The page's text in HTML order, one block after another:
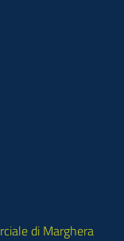
di Marghera